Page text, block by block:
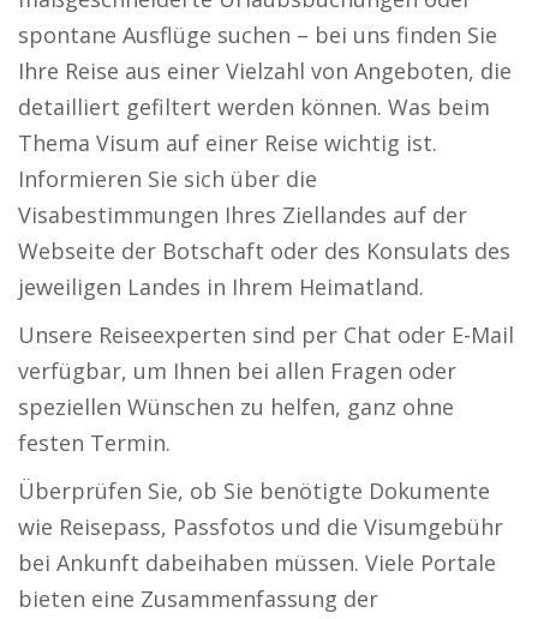
spontane Ausflüge suchen – bei uns finden Sie
Ihre Reise aus einer Vielzahl von Angeboten, die
detailliert gefiltert werden können. Was beim
Thema Visum auf einer Reise wichtig ist.
Informieren Sie sich über die
Visabestimmungen Ihres Ziellandes auf der
Webseite der Botschaft oder des Konsulats des
jeweiligen Landes in Ihrem Heimatland.
Unsere Reiseexperten sind per Chat oder E-Mail
verfügbar, um Ihnen bei allen Fragen oder
speziellen Wünschen zu helfen, ganz ohne
festen Termin.
Überprüfen Sie, ob Sie benötigte Dokumente
wie Reisepass, Passfotos und die Visumgebühr
bei Ankunft dabeihaben müssen. Viele Portale
bieten eine Zusammenfassung der